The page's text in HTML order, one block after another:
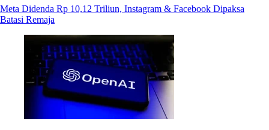
Meta Didenda Rp 10,12 Triliun, Instagram & Facebook Dipaksa
Batasi Remaja